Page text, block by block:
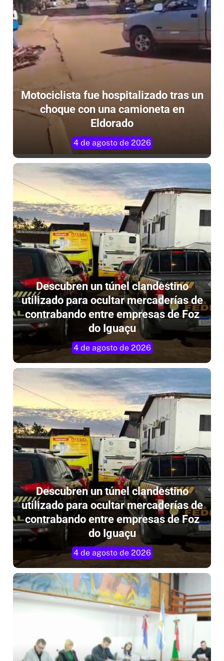
Motociclista fue hospitalizado tras un
choque con una camioneta en
Eldorado
4 de agosto de 2026
Descubren un túnel clandestino
utilizado para ocultar mercaderías de
contrabando entre empresas de Foz
do Iguaçu
4 de agosto de 2026
Descubren un túnel clandestino
utilizado para ocultar mercaderías de
contrabando entre empresas de Foz
do Iguaçu
4 de agosto de 2026